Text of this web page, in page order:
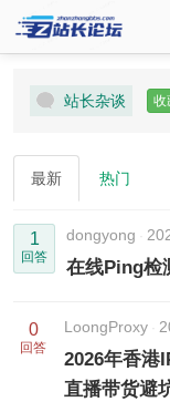
站长杂谈 收
最新 热门
1
回答
dongyong
在线Ping检
0
回答
LoongProxy
2026年香港
直播带货避